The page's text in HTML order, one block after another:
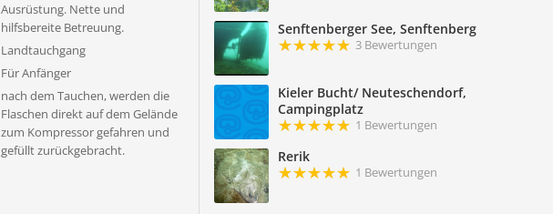
Senftenberger See, Senftenberg
3 Bewertungen
Kieler Bucht/ Neuteschendorf,
Campingplatz
1 Bewertungen
Rerik
1 Bewertungen
Ausrüstung. Nette und
hilfsbereite Betreuung.
Landtauchgang
Für Anfänger
nach dem Tauchen, werden die
Flaschen direkt auf dem Gelände
zum Kompressor gefahren und
gefüllt zurückgebracht.